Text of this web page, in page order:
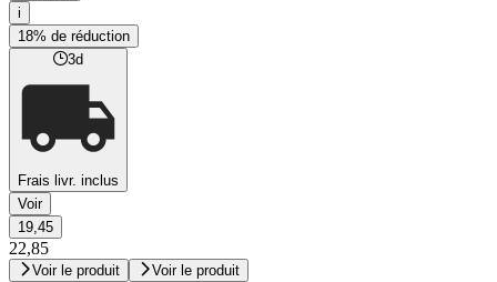
i
18% de réduction
3d
Frais livr. inclus
Voir
19,45
22,85
Voir le produit Voir le produit